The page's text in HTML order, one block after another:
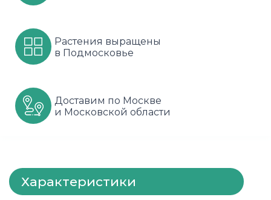
Черемуховое дерева
Черешни
Шарафуга
Шелковица
Рябина красная
Рябина черноплодная
Смородина
Сортовые
Розовые розы
Розы фиолетовые
Сиреневые
Спрей
Растения выращены
в Подмосковье
Доставим по Москве
и Московской области
Характеристики